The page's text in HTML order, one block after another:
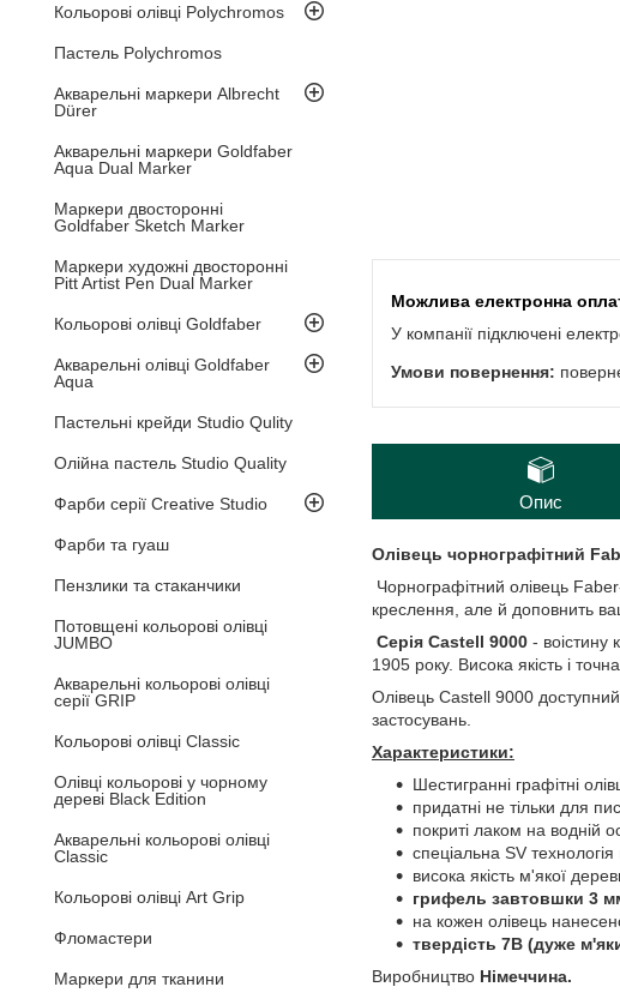
Кольорові олівці Polychromos
Пастель Polychromos
Акварельні маркери Albrecht
Dürer
Акварельні маркери Goldfaber
Aqua Dual Marker
Маркери двосторонні
Goldfaber Sketch Marker
Маркери художні двосторонні
Pitt Artist Pen Dual Marker
Кольорові олівці Goldfaber
Акварельні олівці Goldfaber
Aqua
Пастельні крейди Studio Qulity
Олійна пастель Studio Quality
Фарби серії Creative Studio
Фарби та гуаш
Пензлики та стаканчики
Потовщені кольорові олівці
JUMBO
Акварельні кольорові олівці
серії GRIP
Кольорові олівці Classic
Олівці кольорові у чорному
дереві Black Edition
Акварельні кольорові олівці
Classic
Кольорові олівці Art Grip
Фломастери
Маркери для тканини
У компанії підключені
Опис
Олівець чорнографітний
Чорнографітний олівець
креслення, але й доповнить
Серія Castell 9000 -
1905 року. Висока якість і
Олівець Castell 9000 доступний
застосувань.
Характеристики:
Шестигранні графітні
придатні не тільки для
покриті лаком на водній
спеціальна SV
висока якість м'якої
грифель завтовшки 3
на кожен олівець
твердість 7B (дуже
Виробництво Німеччина.